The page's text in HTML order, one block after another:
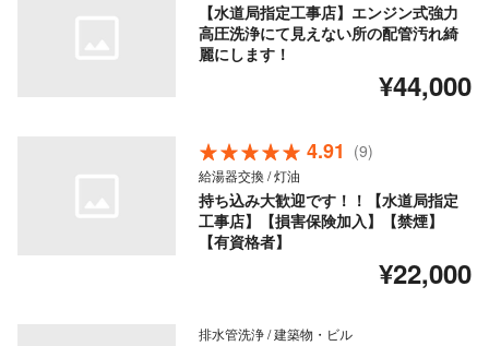
【水道局指定工事店】エンジン式強力
高圧洗浄にて見えない所の配管汚れ綺
麗にします！
¥44,000
4.91 (9)
給湯器交換 / 灯油
持ち込み大歓迎です！！【水道局指定
工事店】【損害保険加入】【禁煙】
【有資格者】
¥22,000
排水管洗浄 / 建築物・ビル